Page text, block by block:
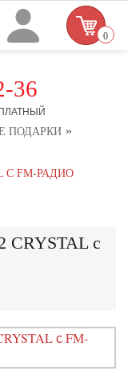
36
0
ПОДАРКИ »
С FM-РАДИО
CRYSTAL с